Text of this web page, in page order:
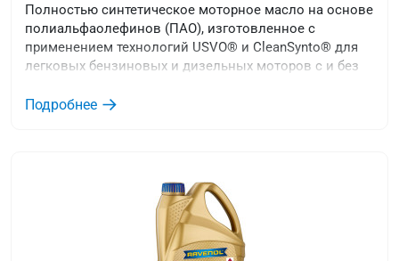
Полностью синтетическое моторное масло на основе
полиальфаолефинов (ПАО), изготовленное с
применением технологий USVO® и CleanSynto® для
легковых бензиновых и дизельных моторов с и без
Особенно рекомендуется для гибридных двигателей.
Подробнее